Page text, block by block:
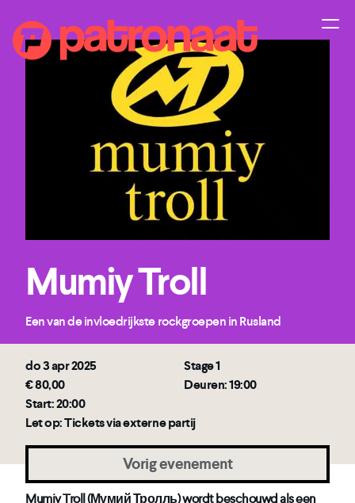
Mumiy Troll
Een van de invloedrijkste rockgroepen in Rusland
do 3 apr 2025
Stage 1
€ 80,00
Deuren: 19:00
Start: 20:00
Let op: Tickets via externe partij
Vorig evenement
Mumiy Troll (Мумий Тролль) wordt beschouwd als een